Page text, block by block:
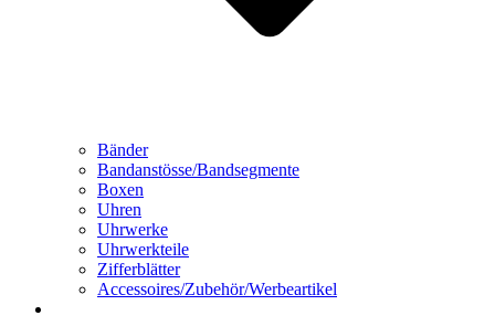
Bänder
Bandanstösse/Bandsegmente
Boxen
Uhren
Uhrwerke
Uhrwerkteile
Zifferblätter
Accessoires/Zubehör/Werbeartikel